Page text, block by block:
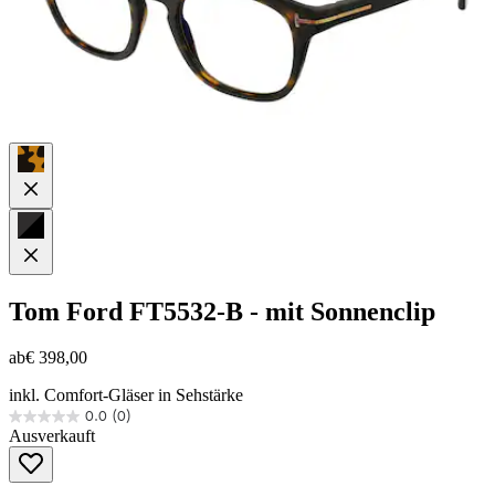
Tom Ford FT5532-B - mit Sonnenclip
ab€ 398,00
inkl. Comfort-Gläser in Sehstärke
0.0 (0)
0.0
von
Sternen.
Ausverkauft